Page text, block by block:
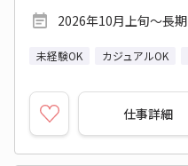
2026年10月上旬～長期
未経験OK カジュアルOK
仕事詳細